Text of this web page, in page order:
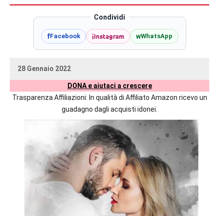
delle
autrici
Condividi
fFacebook iInstagram wWhatsApp
28 Gennaio 2022
DONA e aiutaci a crescere
Trasparenza Affiliazioni: In qualità di Affiliato Amazon ricevo un
guadagno dagli acquisti idonei.